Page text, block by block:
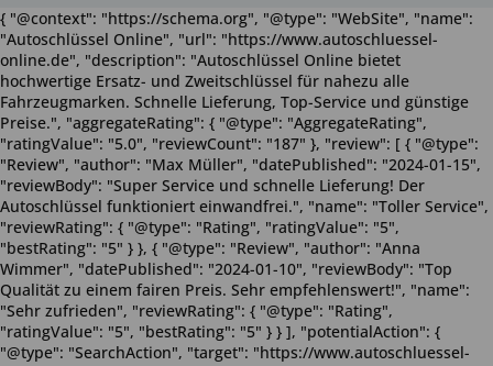
{ "@context": "https://schema.org", "@type": "WebSite", "name":
"Autoschlüssel Online", "url": "https://www.autoschluessel-
online.de", "description": "Autoschlüssel Online bietet
hochwertige Ersatz- und Zweitschlüssel für nahezu alle
Fahrzeugmarken. Schnelle Lieferung, Top-Service und günstige
Preise.", "aggregateRating": { "@type": "AggregateRating",
"ratingValue": "5.0", "reviewCount": "187" }, "review": [ { "@type":
"Review", "author": "Max Müller", "datePublished": "2024-01-15",
"reviewBody": "Super Service und schnelle Lieferung! Der
Autoschlüssel funktioniert einwandfrei.", "name": "Toller Service",
"reviewRating": { "@type": "Rating", "ratingValue": "5",
"bestRating": "5" } }, { "@type": "Review", "author": "Anna
Wimmer", "datePublished": "2024-01-10", "reviewBody": "Top
Qualität zu einem fairen Preis. Sehr empfehlenswert!", "name":
"Sehr zufrieden", "reviewRating": { "@type": "Rating",
"ratingValue": "5", "bestRating": "5" } } ], "potentialAction": {
"@type": "SearchAction", "target": "https://www.autoschluessel-